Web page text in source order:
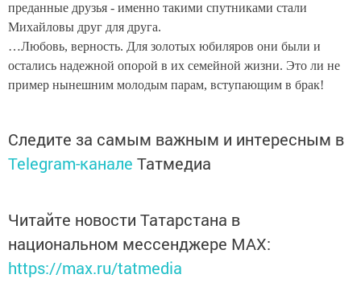
преданные друзья - именно такими спутниками стали
Михайловы друг для друга.
…Любовь, верность. Для золотых юбиляров они были и
остались надежной опорой в их семейной жизни. Это ли не
пример нынешним молодым парам, вступающим в брак!
Следите за самым важным и интересным в
Telegram-канале Татмедиа
Читайте новости Татарстана в
национальном мессенджере MАХ:
https://max.ru/tatmedia